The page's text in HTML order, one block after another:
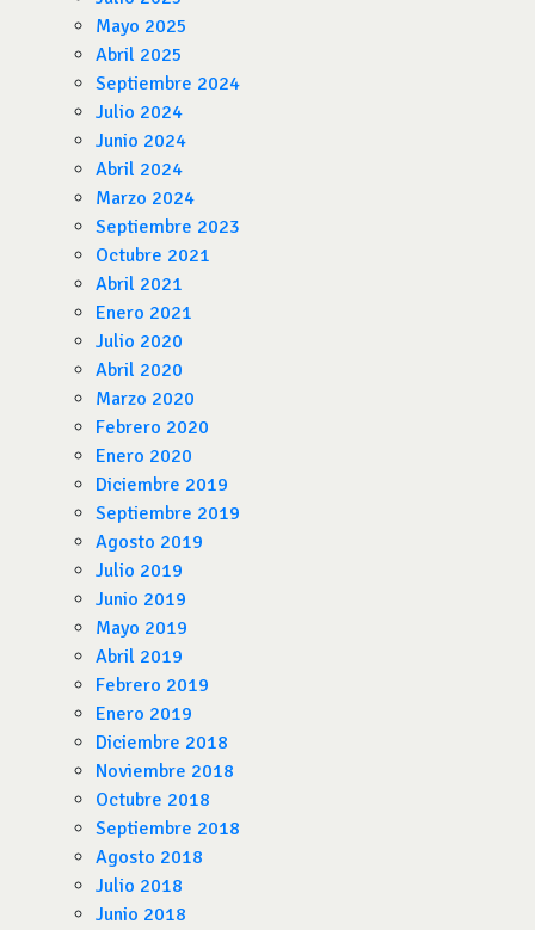
Mayo 2025
Abril 2025
Septiembre 2024
Julio 2024
Junio 2024
Abril 2024
Marzo 2024
Septiembre 2023
Octubre 2021
Abril 2021
Enero 2021
Julio 2020
Abril 2020
Marzo 2020
Febrero 2020
Enero 2020
Diciembre 2019
Septiembre 2019
Agosto 2019
Julio 2019
Junio 2019
Mayo 2019
Abril 2019
Febrero 2019
Enero 2019
Diciembre 2018
Noviembre 2018
Octubre 2018
Septiembre 2018
Agosto 2018
Julio 2018
Junio 2018